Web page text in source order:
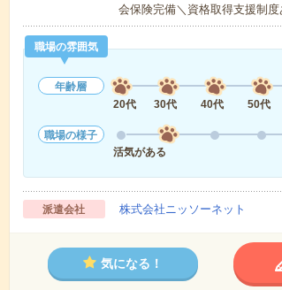
会保険完備＼資格取得支援制
職場の雰囲気
年齢層
20代
30代 40代 50代
職場の様子
活気がある
派遣会社 株式会社ニッソーネット
気になる！